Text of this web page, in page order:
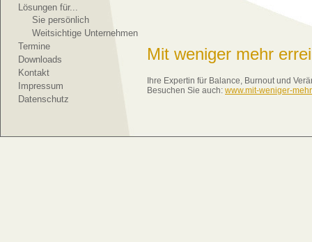
Lösungen für...
Sie persönlich
Weitsichtige Unternehmen
Termine
Downloads
Kontakt
Impressum
Datenschutz
Mit weniger mehr
Ihre Expertin für Balance, Burnout und
Besuchen Sie auch: www.mit-weniger-